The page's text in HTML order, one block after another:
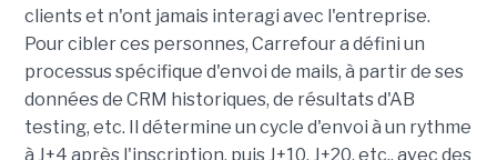
clients et n'ont jamais interagi avec l'entreprise.
Pour cibler ces personnes, Carrefour a défini un
processus spécifique d'envoi de mails, à partir de ses
données de CRM historiques, de résultats d'AB
testing, etc. Il détermine un cycle d'envoi à un rythme
à J+4 après l'inscription, puis J+10, J+20, etc., avec des